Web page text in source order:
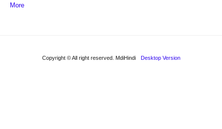
More
Copyright © All right reserved. MdiHindi Desktop Version